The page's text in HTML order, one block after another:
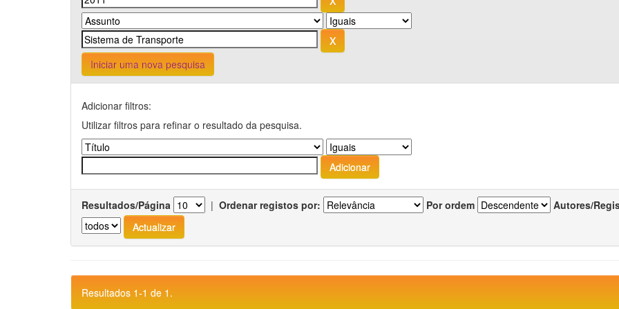
Iniciar uma nova pesquisa
Adicionar filtros:
Utilizar filtros para refinar o resultado da pesquisa.
Resultados/Página | Ordenar registos por: Por ordem Autores/
Resultados 1-1 de 1.